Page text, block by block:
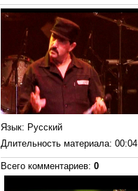
Язык: Русский
Длительность материала:
Всего комментариев: 0